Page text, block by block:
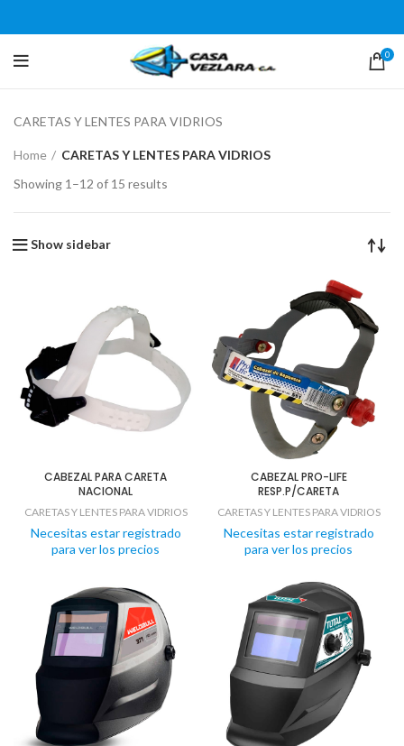
0
CARETAS Y LENTES PARA VIDRIOS
Home
CARETAS Y LENTES PARA VIDRIOS
Showing 1–12 of 15 results
Show sidebar
CABEZAL PARA CARETA
NACIONAL
CARETAS Y LENTES PARA VIDRIOS
Necesitas estar registrado
para ver los precios
CABEZAL PRO-LIFE
RESP.P/CARETA
CARETAS Y LENTES PARA VIDRIOS
Necesitas estar registrado
para ver los precios